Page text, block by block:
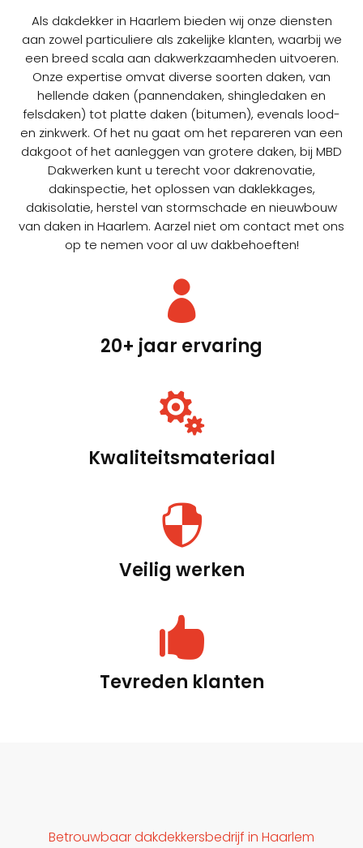
Als dakdekker in Haarlem bieden wij onze diensten
aan zowel particuliere als zakelijke klanten, waarbij we
een breed scala aan dakwerkzaamheden uitvoeren.
Onze expertise omvat diverse soorten daken, van
hellende daken (pannendaken, shingledaken en
felsdaken) tot platte daken (bitumen), evenals lood-
en zinkwerk. Of het nu gaat om het repareren van een
dakgoot of het aanleggen van grotere daken, bij MBD
Dakwerken kunt u terecht voor dakrenovatie,
dakinspectie, het oplossen van daklekkages,
dakisolatie, herstel van stormschade en nieuwbouw
van daken in Haarlem. Aarzel niet om contact met ons
op te nemen voor al uw dakbehoeften!

20+ jaar ervaring

Kwaliteitsmateriaal

Veilig werken

Tevreden klanten
Betrouwbaar dakdekkersbedrijf in Haarlem